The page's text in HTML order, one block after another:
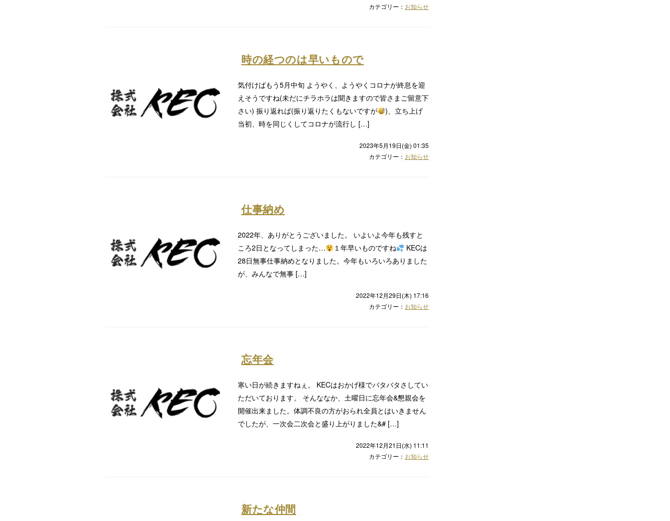
カテゴリー： お知らせ
時の経つのは早いもので
気付けばもう5月中旬 ようやく、ようやくコロナが終息を迎
えそうですね(未だにチラホラは聞きますので皆さまご留意下
さい) 振り返れば(振り返りたくもないですが
)、立ち上げ
当初、時を同じくしてコロナが流行し […]
2023年5月19日(金) 01:35
カテゴリー： お知らせ
仕事納め
2022年、ありがとうございました。 いよいよ今年も残すと
ころ2日となってしまった…
１年早いものですね
KECは
28日無事仕事納めとなりました。今年もいろいろありました
が、みんなで無事 […]
2022年12月29日(木) 17:16
カテゴリー： お知らせ
忘年会
寒い日が続きますねぇ。 KECはおかげ様でバタバタさしてい
ただいております。 そんななか、土曜日に忘年会&懇親会を
開催出来ました。体調不良の方がおられ全員とはいきません
でしたが、一次会二次会と盛り上がりました&# […]
2022年12月21日(水) 11:11
カテゴリー： お知らせ
新たな仲間